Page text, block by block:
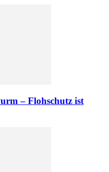
– Flohschutz ist